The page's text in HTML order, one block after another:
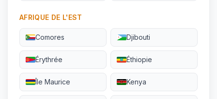
AFRIQUE DE L'EST
Comores Djibouti
Érythrée Éthiopie
Île Maurice Kenya